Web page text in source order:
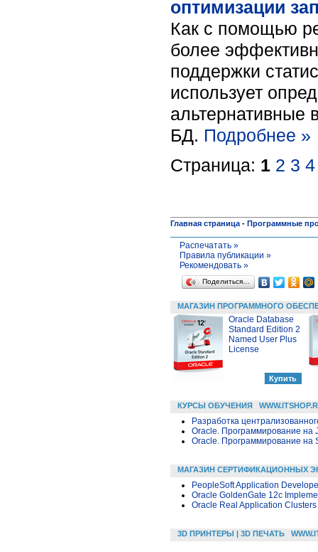
оптимизации
Как с помощью
более
поддержки
использует
альтернативные
БД. Подробнее »
Страница: 1 2 3 4
Главная страница - Программные
Распечатать »
Правила публикации »
Рекомендовать »
Поделиться…
МАГАЗИН ПРОГРАММНОГО
Oracle Database
Standard Edition 2
Named User Plus
License
КУРСЫ ОБУЧЕНИЯ
Разработка
Oracle. Программирование на
Oracle. Программирование на
МАГАЗИН СЕРТИФИКАЦИОННЫХ
PeopleSoft Application
Oracle GoldenGate 12c
Oracle Real Application
3D ПРИНТЕРЫ | 3D ПЕЧАТЬ